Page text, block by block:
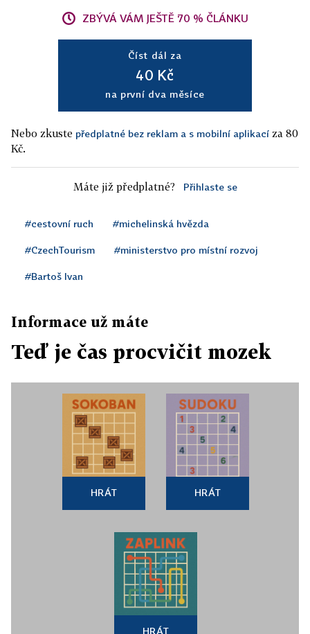
ZBÝVÁ VÁM JEŠTĚ 70 % ČLÁNKU
Číst dál za
40 Kč
na první dva měsíce
Nebo zkuste předplatné bez reklam a s mobilní aplikací za 80
Kč.
Máte již předplatné? Přihlaste se
#cestovní ruch #michelinská hvězda
#CzechTourism #ministerstvo pro místní rozvoj
#Bartoš Ivan
Informace už máte
Teď je čas procvičit mozek
HRÁT HRÁT
HRÁT